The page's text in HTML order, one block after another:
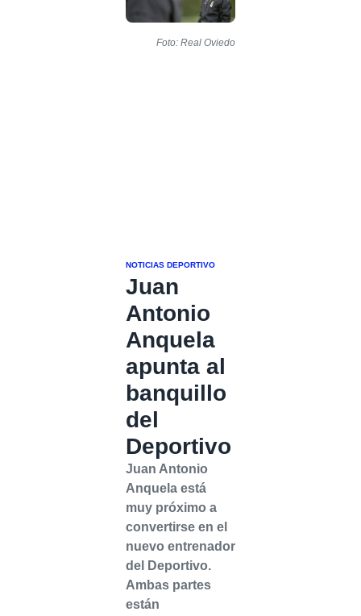
Foto: Real Oviedo
NOTICIAS DEPORTIVO
Juan
Antonio
Anquela
apunta al
banquillo
del
Deportivo
Juan Antonio
Anquela está
muy próximo a
convertirse en el
nuevo entrenador
del Deportivo.
Ambas partes
están